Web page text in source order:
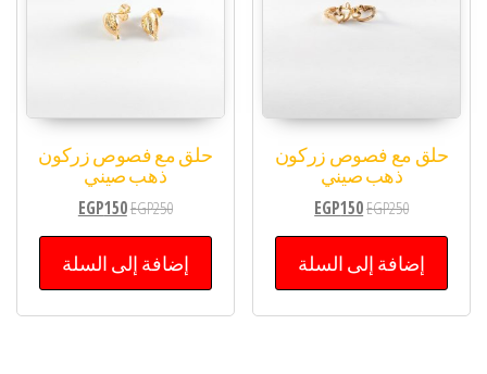
حلق مع فصوص زركون
ذهب صيني
EGP250
EGP150
إضافة إلى السلة
حلق مع فصوص زركون
ذهب صيني
EGP250
EGP150
إضافة إلى السلة